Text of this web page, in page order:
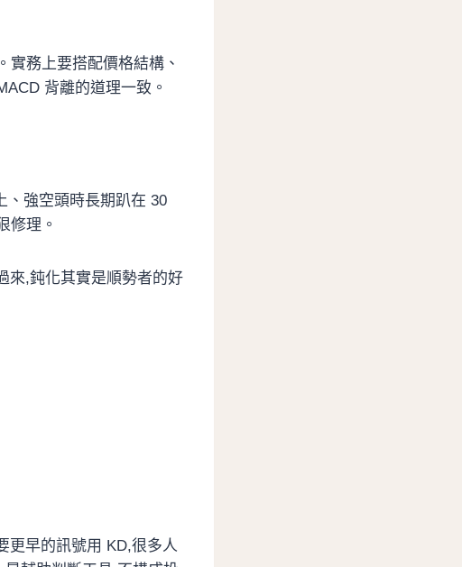
實務上要搭配價格結構、
背離的道理一致。
、強空頭時長期趴在 30
修理。
來,鈍化其實是順勢者的好
更早的訊號用 KD,很多人